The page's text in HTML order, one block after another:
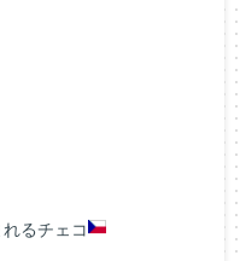
るチェコ